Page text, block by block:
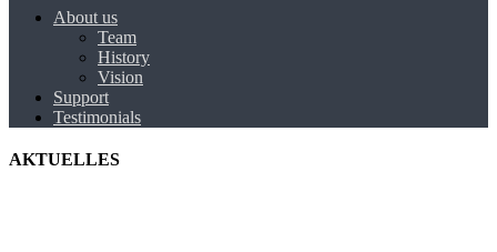
About us
Team
History
Vision
Support
Testimonials
AKTUELLES